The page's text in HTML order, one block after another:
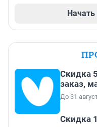
Скидка
заказ,
До 31
Скидка